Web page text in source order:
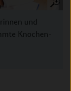
und
Knochen-